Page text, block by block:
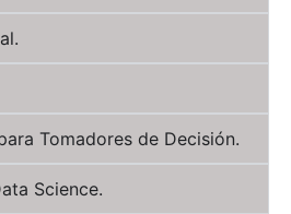
Tomadores de Decisión.
Science.